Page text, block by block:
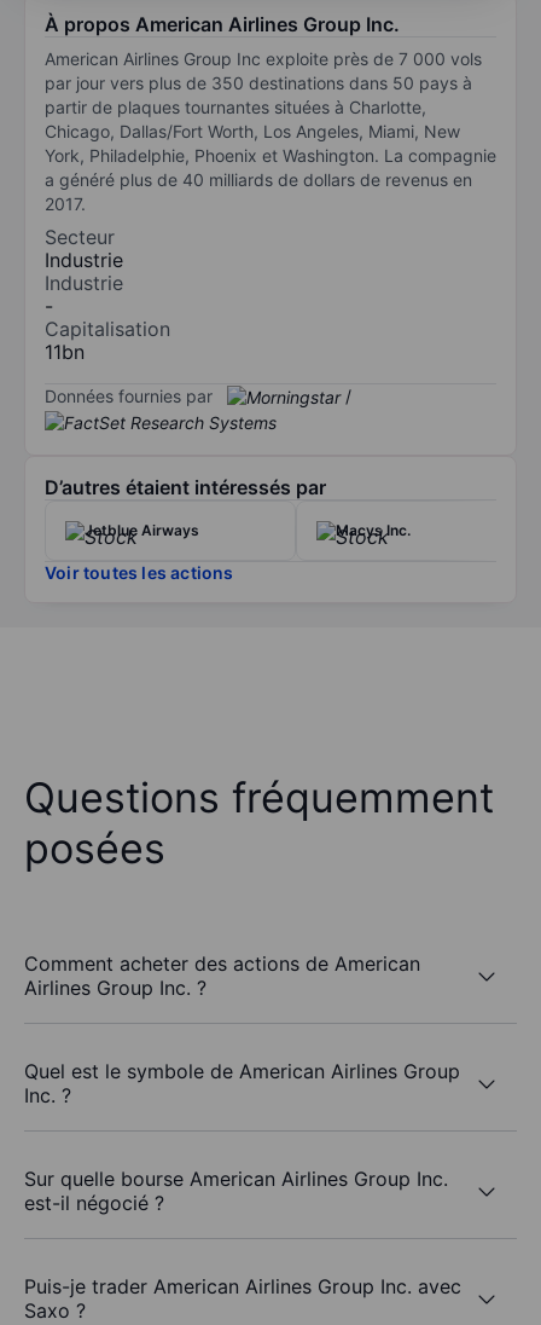
À propos American Airlines Group Inc.
American Airlines Group Inc exploite près de 7 000 vols
par jour vers plus de 350 destinations dans 50 pays à
partir de plaques tournantes situées à Charlotte,
Chicago, Dallas/Fort Worth, Los Angeles, Miami, New
York, Philadelphie, Phoenix et Washington. La compagnie
a généré plus de 40 milliards de dollars de revenus en
2017.
Secteur
Industrie
Industrie
-
Capitalisation
11bn
Données fournies par /
D’autres étaient intéressés par
Jetblue Airways Macys Inc.
Voir toutes les actions
Questions fréquemment
posées
Comment acheter des actions de American
Airlines Group Inc. ?
Quel est le symbole de American Airlines Group
Inc. ?
Sur quelle bourse American Airlines Group Inc.
est-il négocié ?
Puis-je trader American Airlines Group Inc. avec
Saxo ?